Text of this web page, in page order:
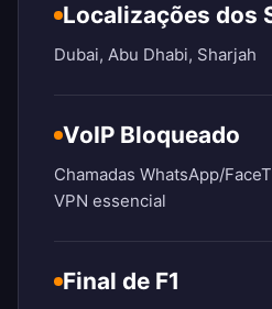
Localizações dos
Dubai, Abu Dhabi, Sharjah
VoIP Bloqueado
Chamadas WhatsApp/
VPN essencial
Final de F1